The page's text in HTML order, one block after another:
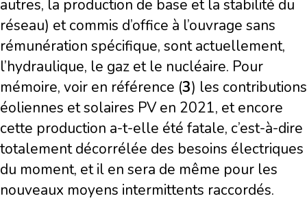
autres, la production de base et la stabilité du
réseau) et commis d’office à l’ouvrage sans
rémunération spécifique, sont actuellement,
l’hydraulique, le gaz et le nucléaire. Pour
mémoire, voir en référence (3) les contributions
éoliennes et solaires PV en 2021, et encore
cette production a-t-elle été fatale, c’est-à-dire
totalement décorrélée des besoins électriques
du moment, et il en sera de même pour les
nouveaux moyens intermittents raccordés.